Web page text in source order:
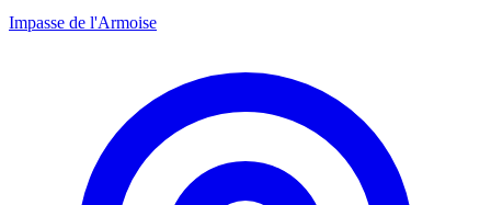
Impasse de l'Armoise